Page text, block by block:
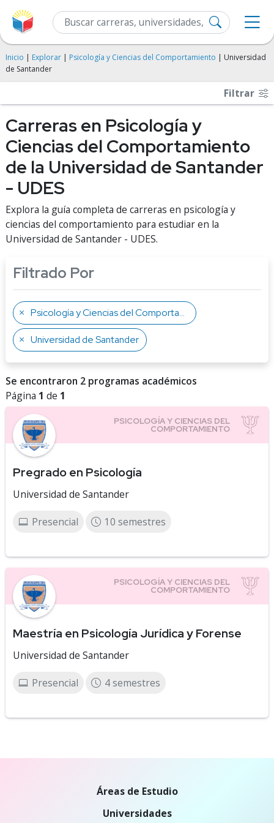
Inicio | Explorar | Psicología y Ciencias del Comportamiento | Universidad
de Santander
Filtrar
Carreras en Psicología y
Ciencias del Comportamiento
de la Universidad de Santander
- UDES
Explora la guía completa de carreras en psicología y
ciencias del comportamiento para estudiar en la
Universidad de Santander - UDES.
Filtrado Por
Psicología y Ciencias del Comportamiento
Universidad de Santander
Se encontraron 2 programas académicos
Página 1 de 1
Pregrado en Psicología
Universidad de Santander
Presencial 10 semestres
Maestría en Psicología Jurídica y Forense
Universidad de Santander
Presencial 4 semestres
Áreas de Estudio
Universidades